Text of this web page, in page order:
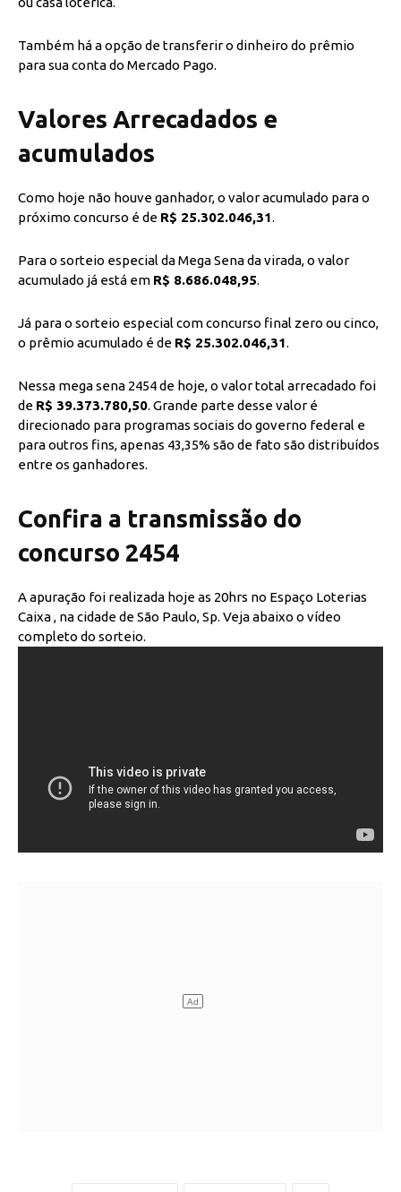
Também há a opção de transferir o dinheiro do prêmio
para sua conta do Mercado Pago.
Valores Arrecadados e
acumulados
Como hoje não houve ganhador, o valor acumulado para o
próximo concurso é de R$ 25.302.046,31.
Para o sorteio especial da Mega Sena da virada, o valor
acumulado já está em R$ 8.686.048,95.
Já para o sorteio especial com concurso final zero ou cinco,
o prêmio acumulado é de R$ 25.302.046,31.
Nessa mega sena 2454 de hoje, o valor total arrecadado foi
de R$ 39.373.780,50. Grande parte desse valor é
direcionado para programas sociais do governo federal e
para outros fins, apenas 43,35% são de fato são distribuídos
entre os ganhadores.
Confira a transmissão do
concurso 2454
A apuração foi realizada hoje as 20hrs no Espaço Loterias
Caixa , na cidade de São Paulo, Sp. Veja abaixo o vídeo
completo do sorteio.